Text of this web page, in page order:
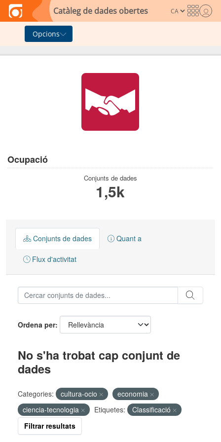
Skip to main content
Catàleg de dades obertes
Opcions
Ocupació
Conjunts de dades
1,5k
Conjunts de dades Quant a
Flux d'activitat
Ordena per
No s'ha trobat cap conjunt de
dades
Categories: cultura-ocio
economia
ciencia-tecnologia
Etiquetes:
Classificació
Filtrar resultats